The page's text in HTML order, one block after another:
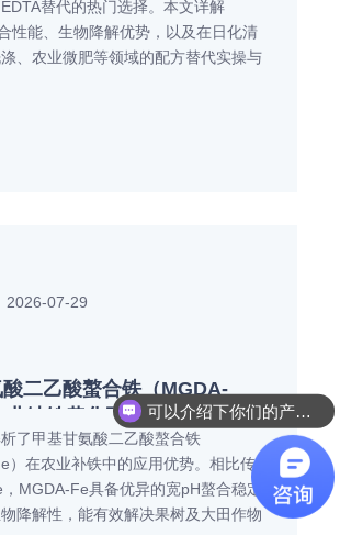
替代的热门选择。本文详解
性能、生物降解优势，以及在日化清
、农业微肥等领域的配方替代实操与
2026-07-29
二乙酸螯合铁（MGDA-
业缺铁黄化防治中的应用
了甲基甘氨酸二乙酸螯合铁
）在农业补铁中的应用优势。相比传
MGDA-Fe具备优异的宽pH螯合稳定
降解性，能有效解决果树及大田作物
可以介绍下你们的产品么